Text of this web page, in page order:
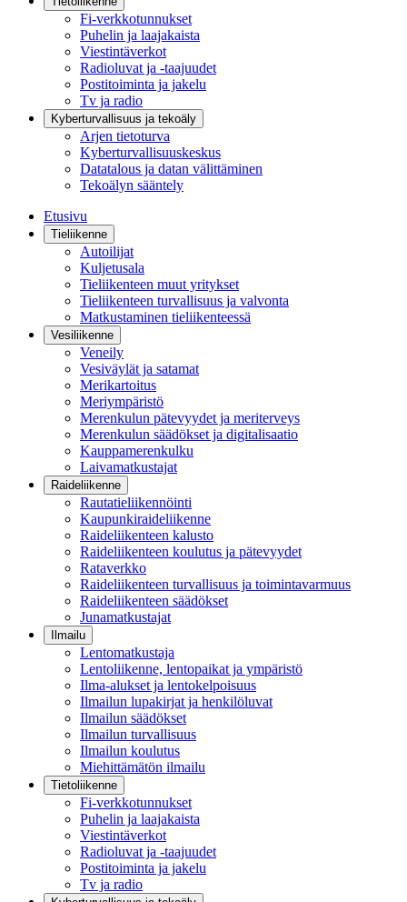
Fi-verkkotunnukset
Puhelin ja laajakaista
Viestintäverkot
Radioluvat ja -taajuudet
Postitoiminta ja jakelu
Tv ja radio
Kyberturvallisuus ja tekoäly
Arjen tietoturva
Kyberturvallisuuskeskus
Datatalous ja datan välittäminen
Tekoälyn sääntely
Etusivu
Tieliikenne
Autoilijat
Kuljetusala
Tieliikenteen muut yritykset
Tieliikenteen turvallisuus ja valvonta
Matkustaminen tieliikenteessä
Vesiliikenne
Veneily
Vesiväylät ja satamat
Merikartoitus
Meriympäristö
Merenkulun pätevyydet ja meriterveys
Merenkulun säädökset ja digitalisaatio
Kauppamerenkulku
Laivamatkustajat
Raideliikenne
Rautatieliikennöinti
Kaupunkiraideliikenne
Raideliikenteen kalusto
Raideliikenteen koulutus ja pätevyydet
Rataverkko
Raideliikenteen turvallisuus ja toimintavarmuus
Raideliikenteen säädökset
Junamatkustajat
Ilmailu
Lentomatkustaja
Lentoliikenne, lentopaikat ja ympäristö
Ilma-alukset ja lentokelpoisuus
Ilmailun lupakirjat ja henkilöluvat
Ilmailun säädökset
Ilmailun turvallisuus
Ilmailun koulutus
Miehittämätön ilmailu
Tietoliikenne
Fi-verkkotunnukset
Puhelin ja laajakaista
Viestintäverkot
Radioluvat ja -taajuudet
Postitoiminta ja jakelu
Tv ja radio